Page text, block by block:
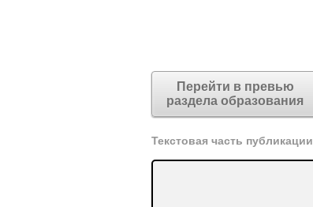
Перейти в превью
раздела образования
Текстовая часть публикации